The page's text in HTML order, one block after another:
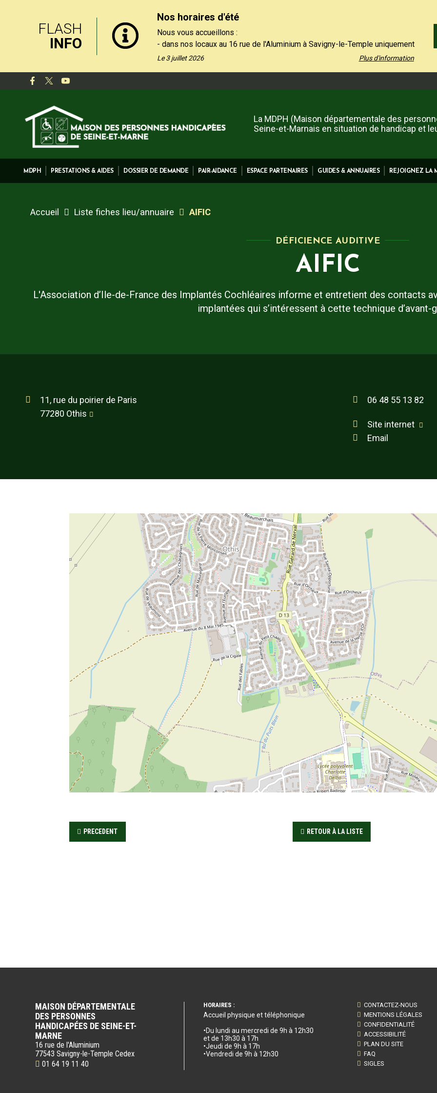
FLASH
INFO
Nos horaires d'été
Plus d'information
Nous vous accueillons :
- dans nos locaux au 16 rue de l'Aluminium à Savigny-le-Temple uniquement
le matin, du lundi au vendredi de 9h à 12h30.
Le 3 juillet 2026
MDPH PRESTATIONS & AIDES DOSSIER DE DEMANDE PAIR-AIDANCE ESPACE PARTENAIRES GUIDES & ANNUAIRES REJOIGNEZ LA
La MDPH (Maison départementale des
Seine-et-Marnais en situation de handicap et
Accueil Liste fiches lieu/annuaire AIFIC
DÉFICIENCE AUDITIVE
AIFIC
L'Association d’Ile-de-France des Implantés Cochléaires informe et entretient des contacts
implantées qui s’intéressent à cette technique d’avant-
11, rue du poirier de Paris
77280 Othis
06 48 55 13 82
Site internet
Email
PRECEDENT RETOUR À LA LISTE
MAISON DÉPARTEMENTALE
DES PERSONNES
HANDICAPÉES DE SEINE-ET-
MARNE
16 rue de l'Aluminium
77543 Savigny-le-Temple Cedex
01 64 19 11 40
HORAIRES :
Accueil physique et téléphonique
•Du lundi au mercredi de 9h à 12h30
et de 13h30 à 17h
•Jeudi de 9h à 17h
•Vendredi de 9h à 12h30
CONTACTEZ-NOUS
MENTIONS LÉGALES
CONFIDENTIALITÉ
ACCESSIBILITÉ
PLAN DU SITE
FAQ
SIGLES